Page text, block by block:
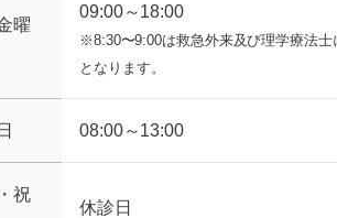
曜
09:00～18:00
※8:30〜9:00は救急外来及び理学療法
となります。
08:00～13:00
祝
休診日